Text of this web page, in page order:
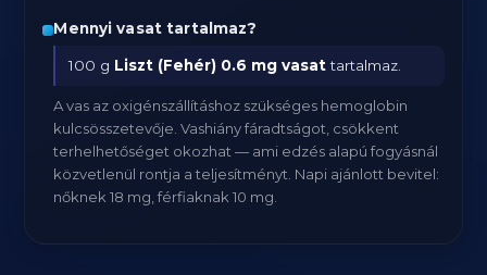
Mennyi vasat tartalmaz?
100 g Liszt (Fehér) 0.6 mg vasattartalmaz.
A vas az oxigénszállításhoz szükséges hemoglobin
kulcsösszetevője. Vashiány fáradtságot, csökkent
terhelhetőséget okozhat — ami edzés alapú fogyásnál
közvetlenül rontja a teljesítményt. Napi ajánlott bevitel:
nőknek 18 mg, férfiaknak 10 mg.